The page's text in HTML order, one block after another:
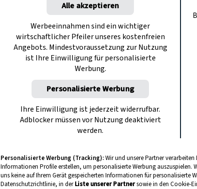
Alle akzeptieren
Werbeeinnahmen sind ein wichtiger
wirtschaftlicher Pfeiler unseres kostenfreien
Angebots. Mindestvoraussetzung zur Nutzung
ist Ihre Einwilligung für personalisierte
Werbung.
Personalisierte Werbung
Ihre Einwilligung ist jederzeit widerrufbar.
Adblocker müssen vor Nutzung deaktiviert
werden.
Personalisierte Werbung (Tracking):Wir und unsere Partner
Informationen Profile erstellen, um personalisierte Werbung auszuspielen.
uns keine auf Ihrem Gerät gespeicherten Informationen für personalisierte
Datenschutzrichtlinie, in derListe unserer Partnersowie in den Cookie-